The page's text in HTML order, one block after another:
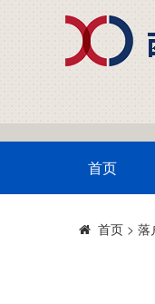
首页
首页 > 落